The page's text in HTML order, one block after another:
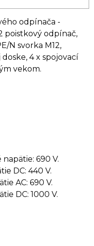
odpínača -
poistkový odpínač,
N svorka M12,
4 x spojovací
vekom.
690 V.
DC: 440 V.
AC: 690 V.
DC: 1000 V.